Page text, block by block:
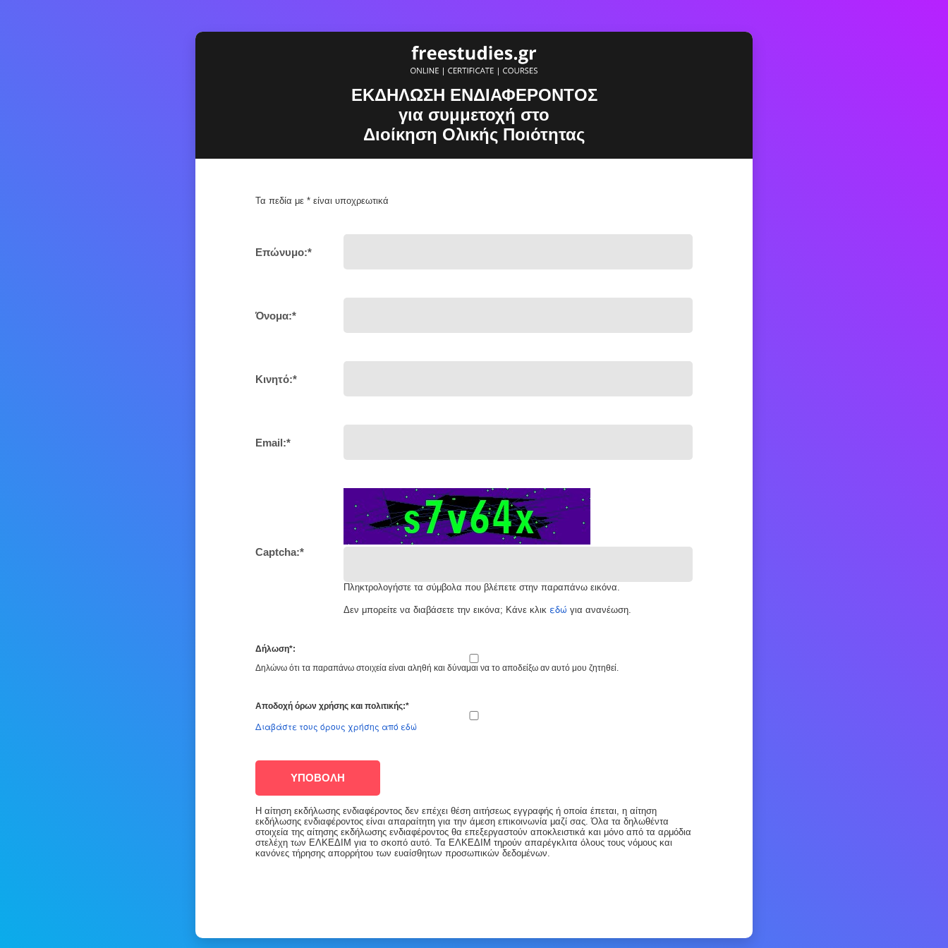
ΕΚΔΗΛΩΣΗ ΕΝΔΙΑΦΕΡΟΝΤΟΣ
για συμμετοχή στο
Διοίκηση Ολικής Ποιότητας
Τα πεδία με * είναι υποχρεωτικά
Επώνυμο:*
Όνομα:*
Κινητό:*
Email:*
Captcha:*
Πληκτρολογήστε τα σύμβολα που βλέπετε στην παραπάνω εικόνα.
Δεν μπορείτε να διαβάσετε την εικόνα; Κάνε κλικ εδώ για ανανέωση.
Δήλωση*:
Δηλώνω ότι τα παραπάνω στοιχεία είναι αληθή και δύναμαι να το αποδείξω αν αυτό μου ζητηθεί.
Αποδοχή όρων χρήσης και πολιτικής:*
Διαβάστε τους όρους χρήσης από εδώ
ΥΠΟΒΟΛΗ
Η αίτηση εκδήλωσης ενδιαφέροντος δεν επέχει θέση αιτήσεως εγγραφής ή οποία έπεται, η αίτηση
εκδήλωσης ενδιαφέροντος είναι απαραίτητη για την άμεση επικοινωνία μαζί σας. Όλα τα δηλωθέντα
στοιχεία της αίτησης εκδήλωσης ενδιαφέροντος θα επεξεργαστούν αποκλειστικά και μόνο από τα αρμόδια
στελέχη των ΕΛΚΕΔΙΜ για το σκοπό αυτό. Τα ΕΛΚΕΔΙΜ τηρούν απαρέγκλιτα όλους τους νόμους και
κανόνες τήρησης απορρήτου των ευαίσθητων προσωπικών δεδομένων.